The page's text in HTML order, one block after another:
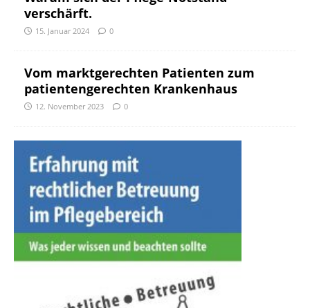
verschärft.
15. Januar 2024 0
Vom marktgerechten Patienten zum
patientengerechten Krankenhaus
12. November 2023 0